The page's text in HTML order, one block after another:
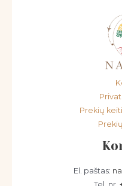
Prekių
El. paštas: